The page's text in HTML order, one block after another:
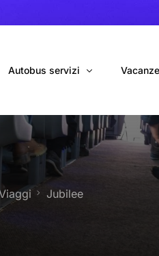
Tour organizzati
Autobus servizi
Navetta Autobus da Fiumicino
Navetta Autobus da Ciampino
Autobus per Tour privati
Jubilee